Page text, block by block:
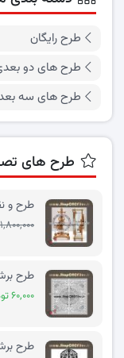
طرح رایگان
طرح های دو
طرح های سه
طرح های
طرح و
۱,۸۰۰,۰۰۰ تومان
طرح
۶۰,۰۰۰ تومان
طرح